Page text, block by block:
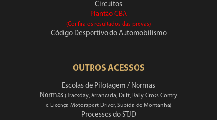
Circuitos
Plantão CBA
(Confira os resultados das provas)
Código Desportivo do Automobilismo
OUTROS ACESSOS
Escolas de Pilotagem / Normas
Normas (Trackday, Arrancada, Drift, Rally Cross Contry
e Licença Motorsport Driver, Subida de Montanha)
Processos do STJD